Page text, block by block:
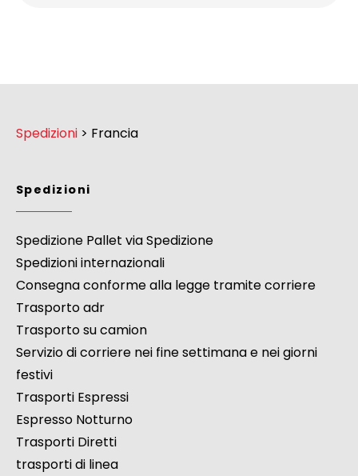
Spedizioni > Francia
Spedizioni
Spedizione Pallet via Spedizione
Spedizioni internazionali
Consegna conforme alla legge tramite corriere
Trasporto adr
Trasporto su camion
Servizio di corriere nei fine settimana e nei giorni
festivi
Trasporti Espressi
Espresso Notturno
Trasporti Diretti
trasporti di linea